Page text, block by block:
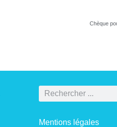
Chèque
Mentions légales